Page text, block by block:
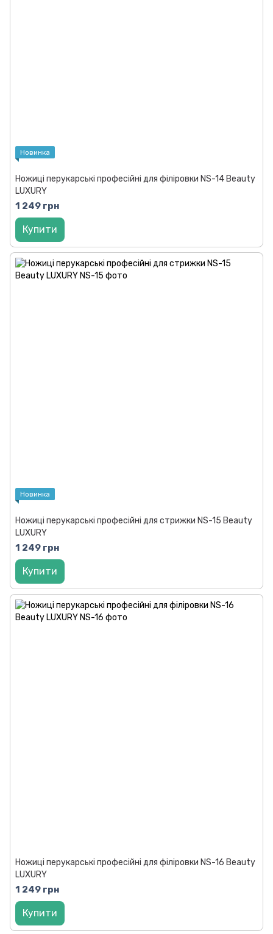
Новинка
Ножиці перукарські професійні для філіровки NS-14 Beauty
LUXURY
1 249 грн
Купити
Новинка
Ножиці перукарські професійні для стрижки NS-15 Beauty
LUXURY
1 249 грн
Купити
Ножиці перукарські професійні для філіровки NS-16 Beauty
LUXURY
1 249 грн
Купити